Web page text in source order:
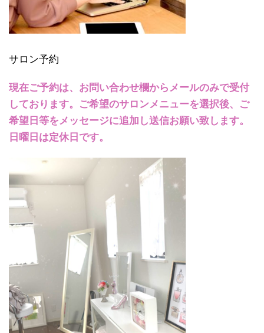
サロン予約
現在ご予約は、お問い合わせ欄からメールのみで受付
しております。ご希望のサロンメニューを選択後、ご
希望日等をメッセージに追加し送信お願い致します。
日曜日は定休日です。